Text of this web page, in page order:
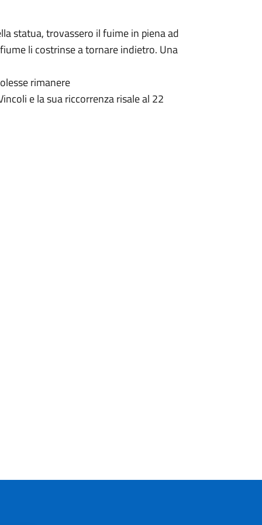
statua, trovassero il fuime in piena ad
li costrinse a tornare indietro. Una
rimanere
e la sua riccorrenza risale al 22